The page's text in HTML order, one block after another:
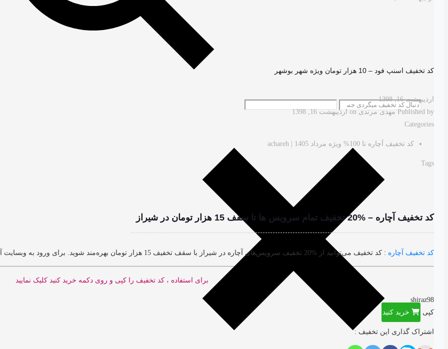
کد تخفیف اسنپ فود – 10 هزار تومان ویژه شهر بوشهر
اردیبهشت 16, 1398
Published by مهدی مرندی on اردیبهشت 16, 1398
Categories
کد تخفیف آچاره تا 100% ویژه مرداد 1405 | achareh
Tags
کد تخفیف آچاره – %20 تخفیف تمام سرویس ها تا سقف 15 هزار تومان در شیراز
کد تخفیف آچاره : کد تخفیف می‌توانید از %20 تخفیف سرویس‌های آچاره در شیراز با سقف تخفیف 15 هزار تومان بهره‌مند شوید. برای ورود به وبسایت آچاره بر روی “خرید کنید” کلیک نمایید.
برای استفاده ، کد تخفیف را کپی و روی دکمه خرید کنید کلیک نمایید
shiraz98
کپی
خرید کنید
اشتراک گذاری این تخفیف :